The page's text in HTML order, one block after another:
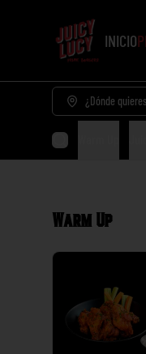
INICIO
¿Dónde
Warm Up